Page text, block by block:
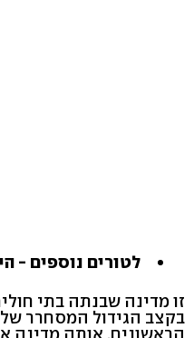
לטורים נוספים -
זו מדינה שבנתה בתי
בקצב הגידול המסחרר